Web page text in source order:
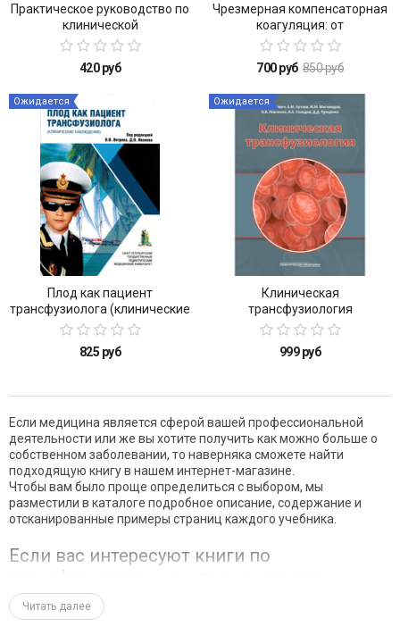
Практическое руководство по
клинической
иммуногематологии
420 руб
Чрезмерная компенсаторная
коагуляция: от
кровоточивости до
700 руб 850 руб
Ожидается
Плод как пациент
трансфузиолога (клинические
наблюдения)
825 руб
Ожидается
Клиническая
трансфузиология
999 руб
Если медицина является сферой вашей профессиональной
деятельности или же вы хотите получить как можно больше о
собственном заболевании, то наверняка сможете найти
подходящую книгу в нашем интернет-магазине.
Чтобы вам было проще определиться с выбором, мы
разместили в каталоге подробное описание, содержание и
отсканированные примеры страниц каждого учебника.
Если вас интересуют книги по
трансфузиологии, вы также можете
оформить заказ в ТравмаБукс. Мы
предлагаем купить следующие издания:
Читать далее